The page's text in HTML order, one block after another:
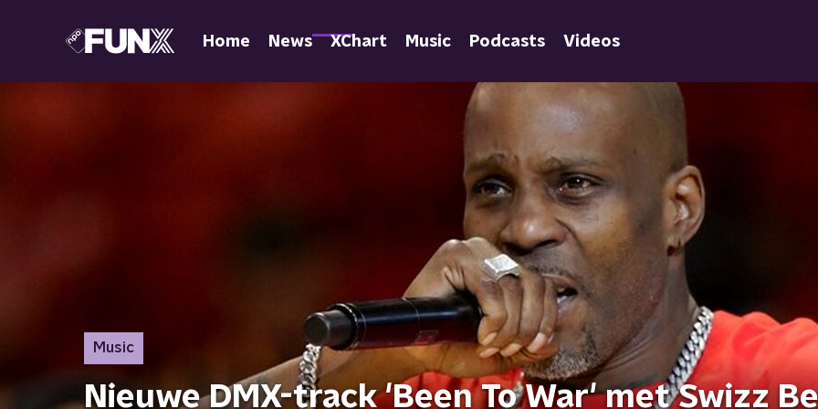
Home News XChart Music Podcasts Videos
Music
Nieuwe DMX-track 'Been To War' met Swizz